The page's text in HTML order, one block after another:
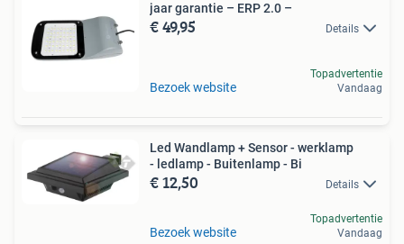
jaar garantie – ERP 2.0 –
€ 49,95 Details
Bezoek website
Topadvertentie
Vandaag
Led Wandlamp + Sensor - werklamp
- ledlamp - Buitenlamp - Bi
€ 12,50 Details
Bezoek website
Topadvertentie
Vandaag